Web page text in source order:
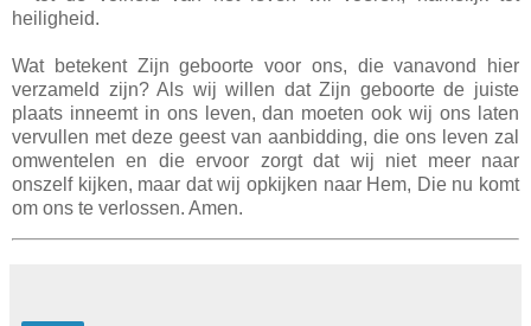
heiligheid.
Wat betekent Zijn geboorte voor ons, die vanavond hier
verzameld zijn? Als wij willen dat Zijn geboorte de juiste
plaats inneemt in ons leven, dan moeten ook wij ons laten
vervullen met deze geest van aanbidding, die ons leven zal
omwentelen en die ervoor zorgt dat wij niet meer naar
onszelf kijken, maar dat wij opkijken naar Hem, Die nu komt
om ons te verlossen. Amen.